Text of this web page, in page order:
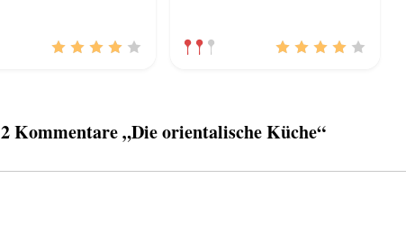
2 Kommentare „Die orientalische Küche“